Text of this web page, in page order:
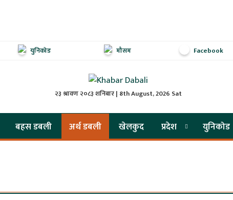
युनिकोड मौसम Facebook
२३ श्रावण २०८३ शनिबार | 8th August, 2026 Sat
बहस डबली अर्थ डबली खेलकुद प्रदेश युनिकोड